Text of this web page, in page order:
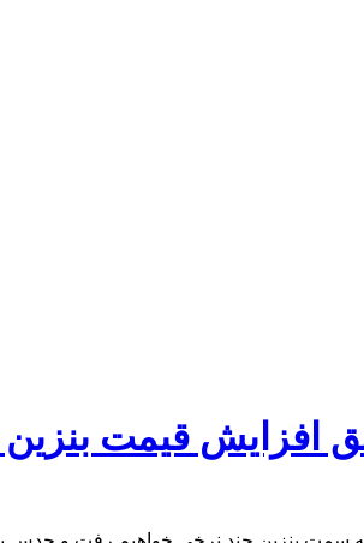
افزایش قیمت